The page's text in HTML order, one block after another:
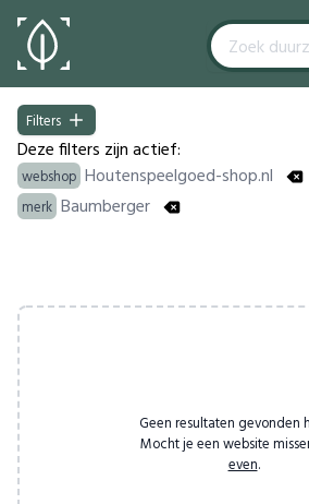
Filters
Filters
Deze filters zijn actief:
webshop Houtenspeelgoed-shop.nl
merk Baumberger
Geen resultaten gevonden
Mocht je een website
even.